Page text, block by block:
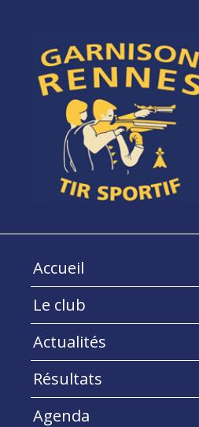
Accueil
Le club
Actualités
Résultats
Agenda